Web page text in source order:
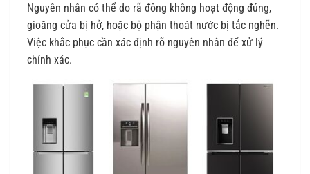
Nguyên nhân có thể do rã đông không hoạt động đúng,
gioăng cửa bị hở, hoặc bộ phận thoát nước bị tắc nghẽn.
Việc khắc phục cần xác định rõ nguyên nhân để xử lý
chính xác.